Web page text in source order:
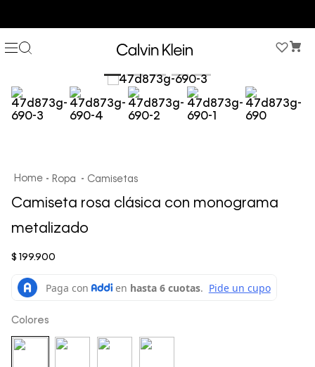
Ropa Camisetas
Camiseta rosa clásica con monograma
metalizado
$ 199.900
Colores